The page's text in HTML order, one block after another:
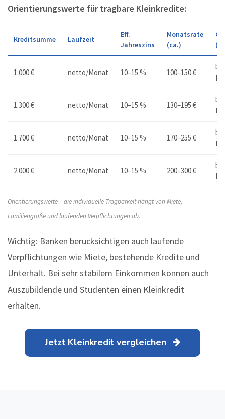
Orientierungswerte für tragbare Kleinkredite:
Kreditsumme Laufzeit
Eff.
Jahreszins
Monatsrate
(ca.)
1.000 € netto/Monat 10–15 % 100–150 €
1.300 € netto/Monat 10–15 % 130–195 €
1.700 € netto/Monat 10–15 % 170–255 €
2.000 € netto/Monat 10–15 % 200–300 €
Orientierungswerte – die individuelle Tragbarkeit hängt von Miete,
Familiengröße und laufenden Verpflichtungen ab.
Wichtig: Banken berücksichtigen auch laufende
Verpflichtungen wie Miete, bestehende Kredite und
Unterhalt. Bei sehr stabilem Einkommen können auch
Auszubildende und Studenten einen Kleinkredit
erhalten.
Jetzt Kleinkredit vergleichen